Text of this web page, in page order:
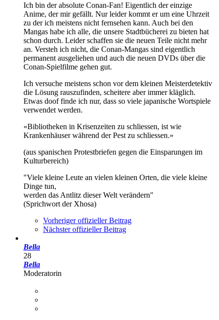
Ich bin der absolute Conan-Fan! Eigentlich der einzige
Anime, der mir gefällt. Nur leider kommt er um eine Uhrzeit
zu der ich meistens nicht fernsehen kann. Auch bei den
Mangas habe ich alle, die unsere Stadtbücherei zu bieten hat
schon durch. Leider schaffen sie die neuen Teile nicht mehr
an. Versteh ich nicht, die Conan-Mangas sind eigentlich
permanent ausgeliehen und auch die neuen DVDs über die
Conan-Spielfilme gehen gut.
Ich versuche meistens schon vor dem kleinen Meisterdetektiv
die Lösung rauszufinden, scheitere aber immer kläglich.
Etwas doof finde ich nur, dass so viele japanische Wortspiele
verwendet werden.
«Bibliotheken in Krisenzeiten zu schliessen, ist wie
Krankenhäuser während der Pest zu schliessen.»
(aus spanischen Protestbriefen gegen die Einsparungen im
Kulturbereich)
"Viele kleine Leute an vielen kleinen Orten, die viele kleine
Dinge tun,
werden das Antlitz dieser Welt verändern"
(Sprichwort der Xhosa)
Vorheriger offizieller Beitrag
Nächster offizieller Beitrag
Bella
28
Bella
Moderatorin